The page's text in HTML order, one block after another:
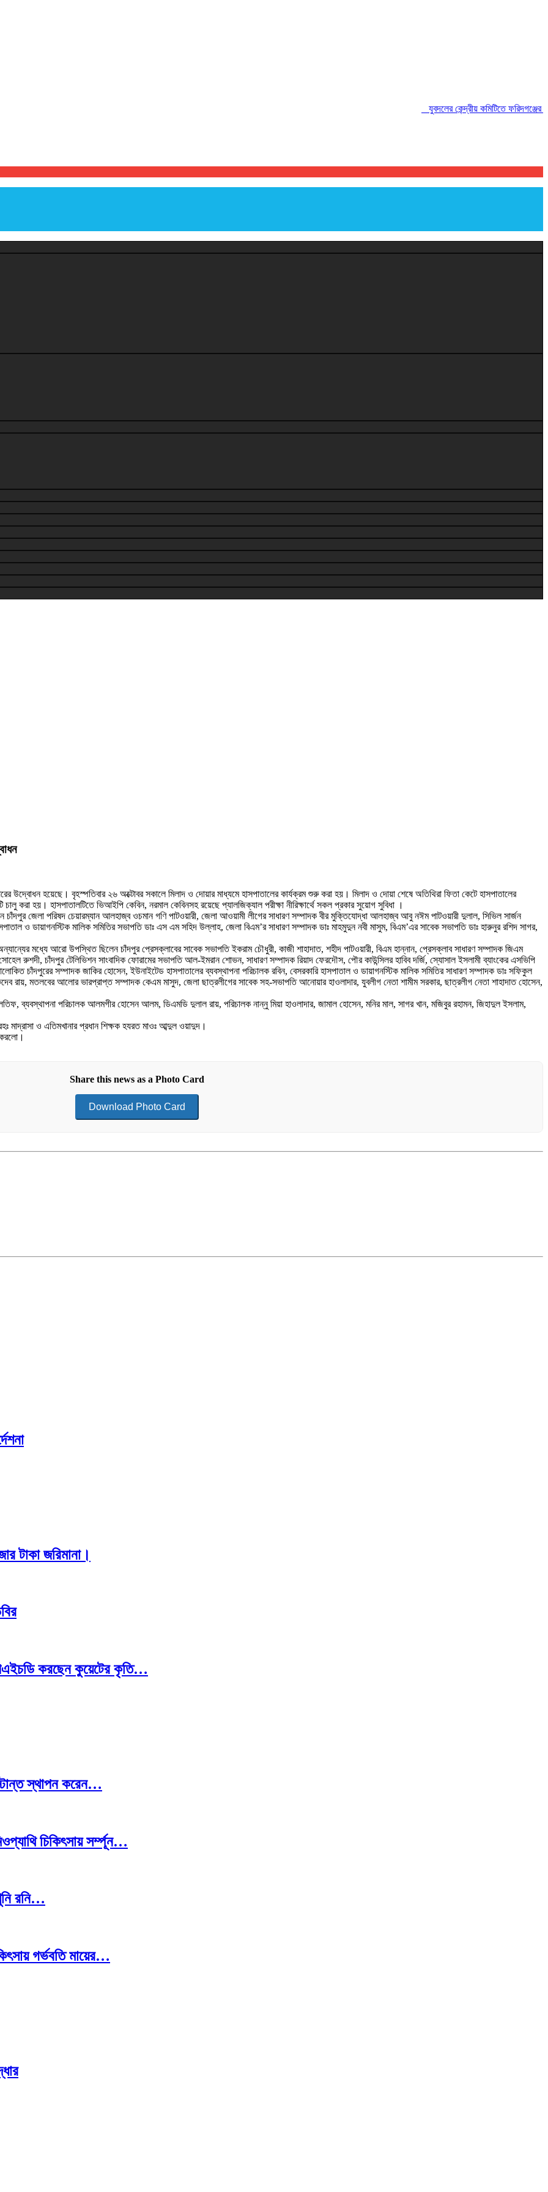
যুবদলের কেন্দ্রীয় কমিটিতে ফরিদগঞ্জের
উদ্বোধন হয়েছে। বৃহস্পতিবার ২৬ অক্টোবর সকালে মিলাদ ও দোয়ার মাধ্যমে হাসপাতালের কার্যক্রম শুরু করা হয়। মিলাদ ও দোয়া শেষে অতিথিরা ফিতা কেটে হাসপাতালের
হয়। হাসপাতালটিতে ভিআইপি কেবিন, নরমাল কেবিনসহ রয়েছে প্যালজিক্যাল পরীক্ষা নীরিক্ষার্থে সকল প্রকার সুয়োগ সুবিধা ।
জেলা পরিষদ চেয়ারম্যান আলহাজ্ব ওচমান গণি পাটওয়ারী, জেলা আওয়ামী লীগের সাধারণ সম্পাদক বীর মুক্তিযোদ্ধা আলহাজ্ব আবু নঈম পাটওয়ারী দুলাল, সিভিল সার্জন
ও ডায়াগনস্টিক মালিক সমিতির সভাপতি ডাঃ এস এম সহিদ উল্লাহ, জেলা বিএম’র সাধারণ সম্পাদক ডাঃ মাহমুদুন নবী মাসুম, বিএম’এর সাবেক সভাপতি ডাঃ হারুনুর রশিদ সাগর,
মধ্যে আরো উপস্থিত ছিলেন চাঁদপুর প্রেসক্লাবের সাবেক সভাপতি ইকরাম চৌধুরী, কাজী শাহাদাত, শহীদ পাটওয়ারী, বিএম হান্নান, প্রেসক্লাব সাধারণ সম্পাদক জিএম
রুশদী, চাঁদপুর টেলিভিশন সাংবাদিক ফোরামের সভাপতি আল-ইমরান শোভন, সাধারণ সম্পাদক রিয়াদ ফেরদৌস, পৌর কাউন্সিলর হাবিব দর্জি, স্যোসাল ইসলামী ব্যাংকের এসভিপি
চাঁদপুরের সম্পাদক জাকির হোসেন, ইউনাইটেড হাসপাতালের ব্যবস্থাপনা পরিচালক রবিন, বেসরকারি হাসপাতাল ও ডায়াগনস্টিক মালিক সমিতির সাধারণ সম্পাদক ডাঃ সফিকুল
শুকদেব রায়, মতলবের আলোর ভারপ্রাপ্ত সম্পাদক কেএম মাসুদ, জেলা ছাত্রলীগের সাবেক সহ-সভাপতি আনোয়ার হাওলাদার, যুবলীগ নেতা শামীম সরকার, ছাত্রলীগ নেতা শাহাদাত হোসেন,
ব্যবস্থাপনা পরিচালক আলমগীর হোসেন আলম, ডিএমডি দুলাল রায়, পরিচালক নান্নু মিয়া হাওলাদার, জামাল হোসেন, মনির মাল, সাগর খান, মজিবুর রহামন, জিহাদুল ইসলাম,
মাদ্রাসা ও এতিমখানার প্রধান শিক্ষক হযরত মাওঃ আব্দুল ওয়াদুদ।
Share this news as a Photo Card
Download Photo Card
টাকা জরিমানা।
করছেন কুয়েটের কৃতি…
স্থাপন করেন…
চিকিৎসায় সর্ম্পূন…
রনি…
গর্ভবতি মায়ের…